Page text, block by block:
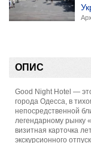
ОПИС
Good Night Hotel —
города Одесса, в
непосредственной
легендарному рынку
визитная карточка
экскурсионного